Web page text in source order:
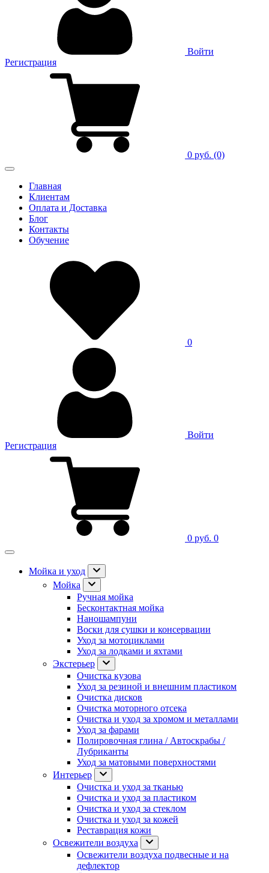
Войти
Регистрация
0 руб. (0)
Главная
Клиентам
Оплата и Доставка
Блог
Контакты
Обучение
0
Войти
Регистрация
0 руб. 0
Мойка и уход
Мойка
Ручная мойка
Бесконтактная мойка
Наношампуни
Воски для сушки и консервации
Уход за мотоциклами
Уход за лодками и яхтами
Экстерьер
Очистка кузова
Уход за резиной и внешним пластиком
Очистка дисков
Очистка моторного отсека
Очистка и уход за хромом и металлами
Уход за фарами
Полировочная глина / Автоскрабы /
Лубриканты
Уход за матовыми поверхностями
Интерьер
Очистка и уход за тканью
Очистка и уход за пластиком
Очистка и уход за стеклом
Очистка и уход за кожей
Реставрация кожи
Освежители воздуха
Освежители воздуха подвесные и на
дефлектор